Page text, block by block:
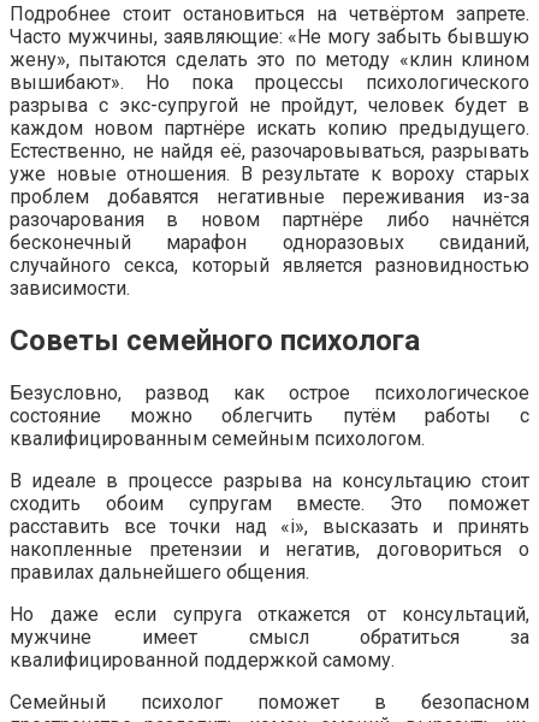
Подробнее стоит остановиться на четвёртом запрете.
Часто мужчины, заявляющие: «Не могу забыть бывшую
жену», пытаются сделать это по методу «клин клином
вышибают». Но пока процессы психологического
разрыва с экс-супругой не пройдут, человек будет в
каждом новом партнёре искать копию предыдущего.
Естественно, не найдя её, разочаровываться, разрывать
уже новые отношения. В результате к вороху старых
проблем добавятся негативные переживания из-за
разочарования в новом партнёре либо начнётся
бесконечный марафон одноразовых свиданий,
случайного секса, который является разновидностью
зависимости.
Советы семейного психолога
Безусловно, развод как острое психологическое
состояние можно облегчить путём работы с
квалифицированным семейным психологом.
В идеале в процессе разрыва на консультацию стоит
сходить обоим супругам вместе. Это поможет
расставить все точки над «i», высказать и принять
накопленные претензии и негатив, договориться о
правилах дальнейшего общения.
Но даже если супруга откажется от консультаций,
мужчине имеет смысл обратиться за
квалифицированной поддержкой самому.
Семейный психолог поможет в безопасном